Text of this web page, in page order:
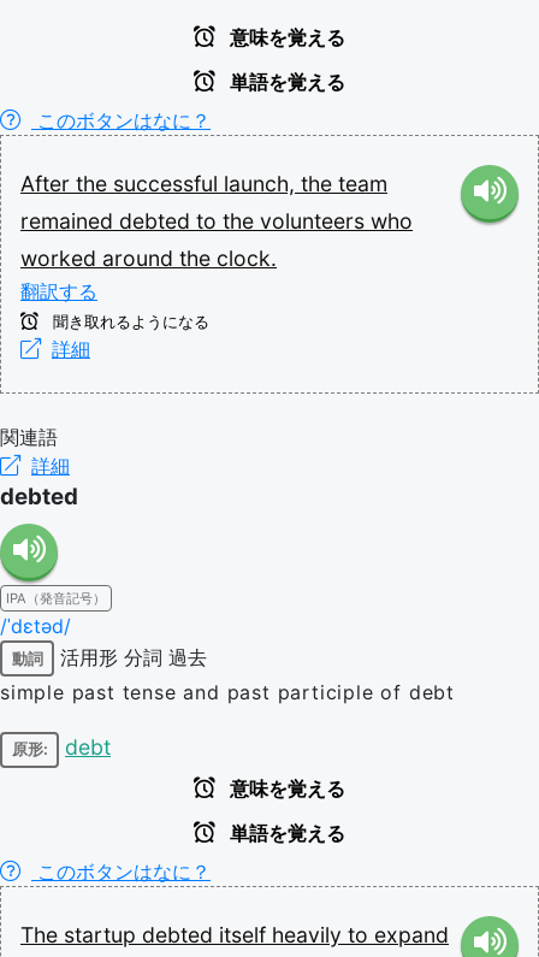
意味を覚える
単語を覚える
このボタンはなに？
After the successful launch, the team
remained debted to the volunteers who
worked around the clock.
翻訳する
聞き取れるようになる
詳細
関連語
詳細
debted
IPA（発音記号）
/ˈdɛtəd/
動詞 活用形 分詞 過去
simple past tense and past participle of debt
原形: debt
意味を覚える
単語を覚える
このボタンはなに？
The startup debted itself heavily to expand